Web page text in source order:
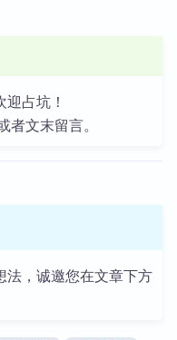
占坑！
文末留言。
法，诚邀您在文章下方